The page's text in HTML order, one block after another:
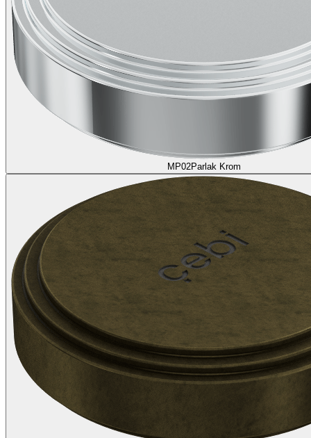
MP02Parlak Krom